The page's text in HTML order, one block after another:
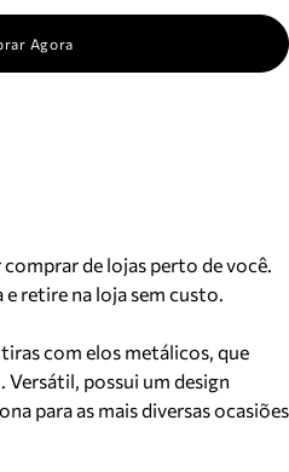
Agora
de lojas perto de você.
e retire na loja sem custo.
com elos metálicos, que
possui um design
para as mais diversas ocasiões